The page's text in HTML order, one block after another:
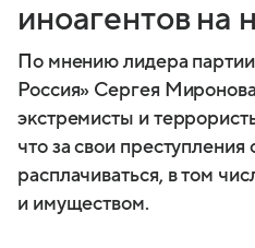
иноагентов
По мнению лидера
Россия» Сергея
экстремисты и
что за свои преступления
расплачиваться, в том
и имуществом.